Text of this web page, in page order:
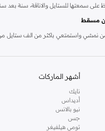
على سمعتها للستايل والاناقة، سنة
مسقط
نمشي واستمتعي باكثر من الف ستايل
أشهر الماركات
نايك
أديداس
نيو بالانس
جس
تومي هيلفيغر